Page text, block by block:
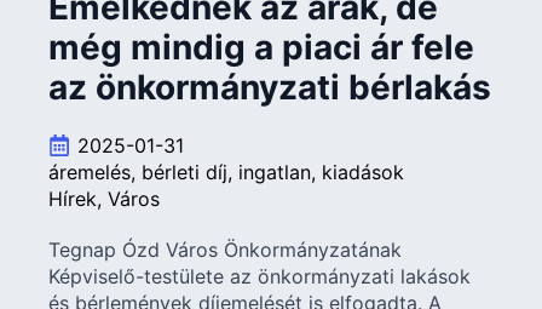
még mindig a piaci ár fele
az önkormányzati bérlakás
2025-01-31
áremelés bérleti díj ingatlan kiadások
Hírek Város
Tegnap Ózd Város Önkormányzatának
Képviselő-testülete az önkormányzati lakások
és bérlemények díjemelését is elfogadta. A